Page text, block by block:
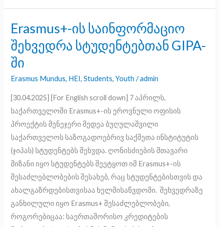
Erasmus+-ის საინფორმაციო
შეხვედრა სტუდენტებთან GIPA-
ში
Erasmus Mundus, HEI,Students,Youth /admin
[30.04.2025] [For English scroll down] 7 აპრილს,
საქართველოში Erasmus+-ის ეროვნული ოფისის
პროექტის მენეჯერი მედეა ბუღულაშვილი
საქართველოს საზოგადოებრივ საქმეთა ინსტიტუტის
(ჯიპას) სტუდენტებს შეხვდა. ღონისძიების მთავარი
მიზანი იყო სტუდენტებს შეეტყოთ იმ Erasmus+-ის
შესაძლებლობების შესახებ, რაც სტუდენტებისთვის და
ახალგაზრდებისთვისაა ხელმისაწვდომი. შეხვედრაზე
განხილული იყო Erasmus+ შესაძლებლობები,
როგორებიცაა: საერთაშორისო კრედიტების
Erasmus+-
ის
საინფორმაციო
შეხვედრა
სტუდენტებთან